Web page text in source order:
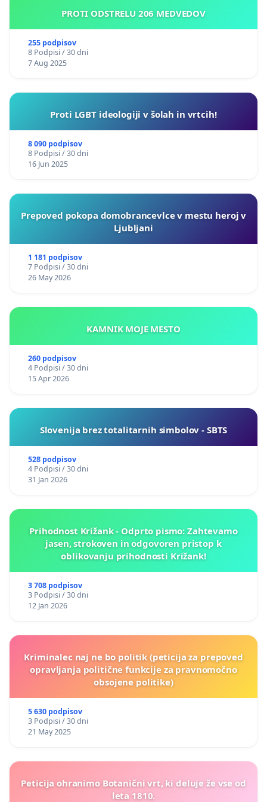
PROTI ODSTRELU 206 MEDVEDOV
255 podpisov
8 Podpisi / 30 dni
7 Aug 2025
Proti LGBT ideologiji v šolah in vrtcih!
8 090 podpisov
8 Podpisi / 30 dni
16 Jun 2025
Prepoved pokopa domobrancevlce v mestu heroj v
Ljubljani
1 181 podpisov
7 Podpisi / 30 dni
26 May 2026
KAMNIK MOJE MESTO
260 podpisov
4 Podpisi / 30 dni
15 Apr 2026
Slovenija brez totalitarnih simbolov - SBTS
528 podpisov
4 Podpisi / 30 dni
31 Jan 2026
Prihodnost Križank - Odprto pismo: Zahtevamo
jasen, strokoven in odgovoren pristop k
oblikovanju prihodnosti Križank!
3 708 podpisov
3 Podpisi / 30 dni
12 Jan 2026
Kriminalec naj ne bo politik (peticija za prepoved
opravljanja politične funkcije za pravnomočno
obsojene politike)
5 630 podpisov
3 Podpisi / 30 dni
21 May 2025
Peticija ohranimo Botanični vrt, ki deluje že vse od
leta 1810.